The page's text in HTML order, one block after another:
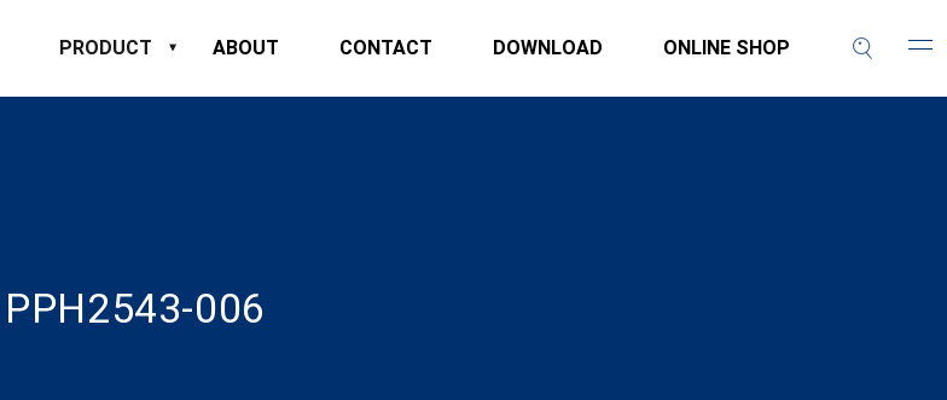
PRODUCT ABOUT CONTACT DOWNLOAD ONLINE SHOP
PPH2543-006